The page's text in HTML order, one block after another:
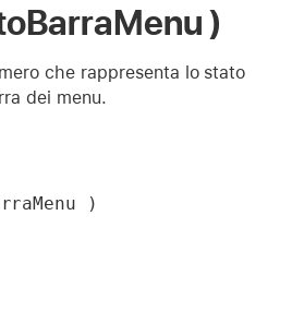
)
che rappresenta lo stato
dei menu.
)